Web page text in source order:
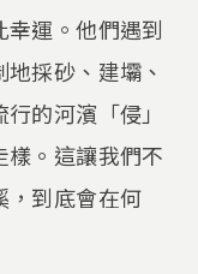
運。他們遇到
採砂、建壩、
的河濱「侵」
。這讓我們不
，到底會在何